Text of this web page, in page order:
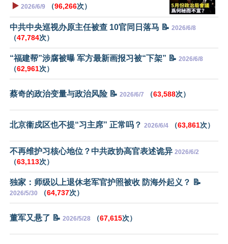
▶️ 2026/6/9 （96,266次）
中共中央巡视办原主任被查 10官同日落马 📝 2026/6/8
（47,784次）
“福建帮”涉腐被曝 军方最新画报习被“下架” 📝 2026/6/8
（62,961次）
蔡奇的政治变量与政治风险 📝 2026/6/7 （63,588次）
北京衞戍区也不提“习主席” 正常吗？ 2026/6/4 （63,861次）
不再维护习核心地位？中共政协高官表述诡异 2026/6/2
（63,113次）
独家：师级以上退休老军官护照被收 防海外起义？ 📝
2026/5/30 （64,737次）
董军又悬了 📝 2026/5/28 （67,615次）